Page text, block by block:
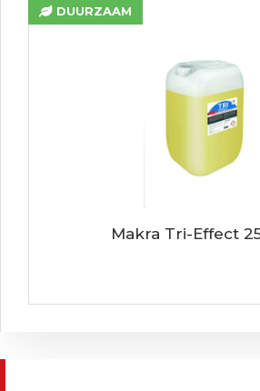
DUURZAAM
Makra Tri-Effect